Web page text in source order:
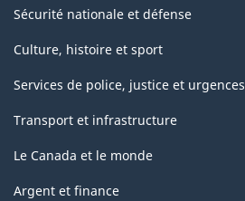
Sécurité nationale et défense
Culture, histoire et sport
Services de police, justice et urgences
Transport et infrastructure
Le Canada et le monde
Argent et finance